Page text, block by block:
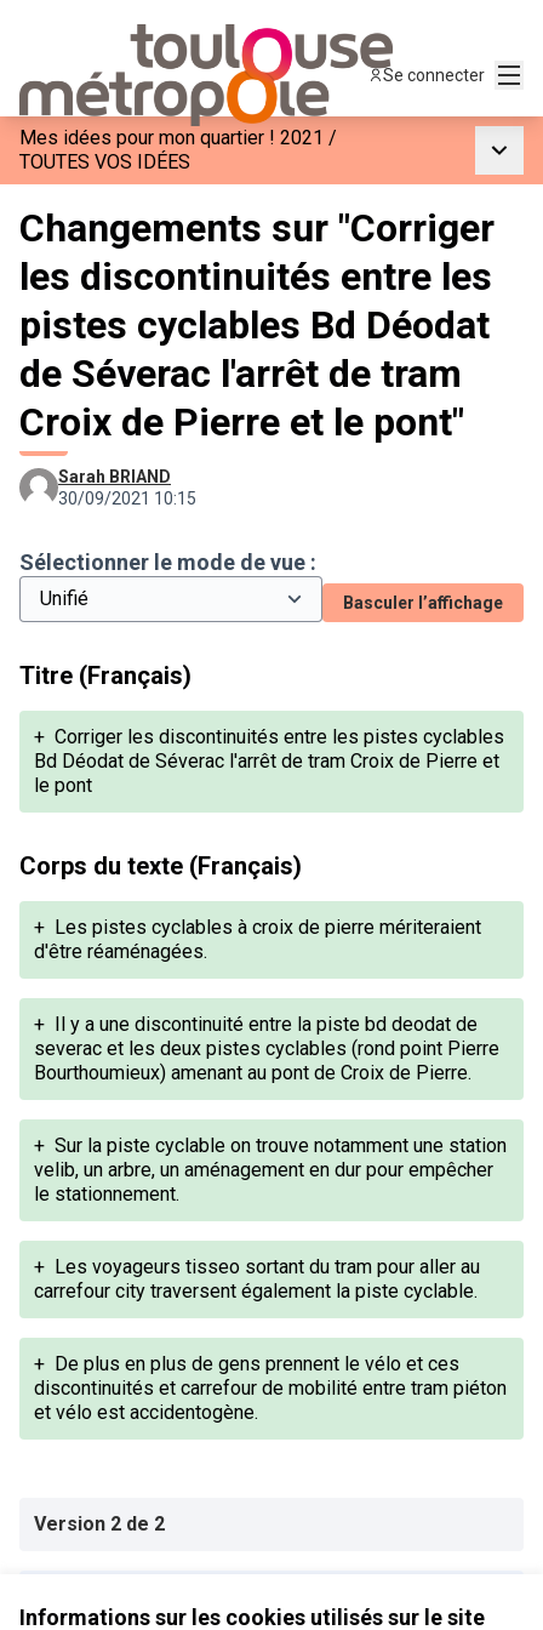
Informations sur les cookies utilisés sur le site
Se connecter
Mes idées pour mon quartier ! 2021 /
TOUTES VOS IDÉES
Changements sur "Corriger
les discontinuités entre les
pistes cyclables Bd Déodat
de Séverac l'arrêt de tram
Croix de Pierre et le pont"
Sarah BRIAND
30/09/2021 10:15
Sélectionner le mode de vue :
Basculer l’affichage
Titre (Français)
+ Corriger les discontinuités entre les pistes cyclables
Bd Déodat de Séverac l'arrêt de tram Croix de Pierre et
le pont
Corps du texte (Français)
+ Les pistes cyclables à croix de pierre mériteraient
d'être réaménagées.
+ Il y a une discontinuité entre la piste bd deodat de
severac et les deux pistes cyclables (rond point Pierre
Bourthoumieux) amenant au pont de Croix de Pierre.
+ Sur la piste cyclable on trouve notamment une station
velib, un arbre, un aménagement en dur pour empêcher
le stationnement.
+ Les voyageurs tisseo sortant du tram pour aller au
carrefour city traversent également la piste cyclable.
+ De plus en plus de gens prennent le vélo et ces
discontinuités et carrefour de mobilité entre tram piéton
et vélo est accidentogène.
Version 2 de 2